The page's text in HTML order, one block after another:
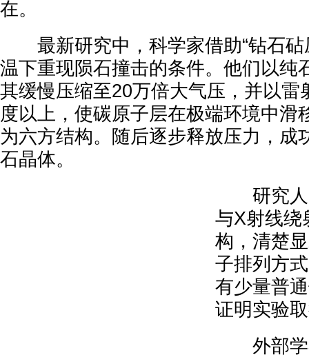
在。
最新研究中，科学家借助“钻石砧
温下重现陨石撞击的条件。他们以纯
其缓慢压缩至20万倍大气压，并以雷
度以上，使碳原子层在极端环境中滑
为六方结构。随后逐步释放压力，成
石晶体。
研究人
与X射线绕
构，清楚
子排列方
有少量普
证明实验
外部学